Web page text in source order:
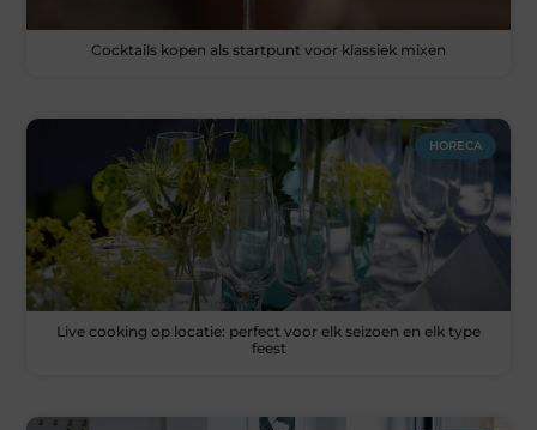
Cocktails kopen als startpunt voor klassiek mixen
HORECA
Live cooking op locatie: perfect voor elk seizoen en elk type
feest